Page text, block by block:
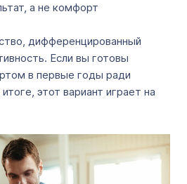
а не комфорт
дифференцированный
Если вы готовы
в первые годы ради
этот вариант играет на